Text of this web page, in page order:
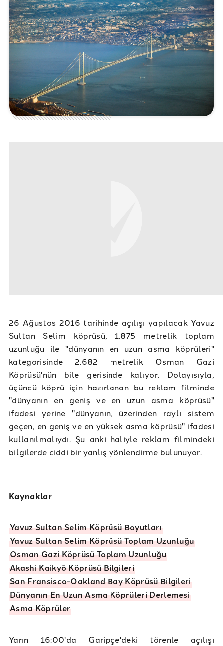
26 Ağustos 2016 tarihinde açılışı yapılacak Yavuz
Sultan Selim köprüsü, 1.875 metrelik toplam
uzunluğu ile "dünyanın en uzun asma köprüleri"
kategorisinde 2.682 metrelik Osman Gazi
Köprüsü'nün bile gerisinde kalıyor. Dolayısıyla,
üçüncü köprü için hazırlanan bu reklam filminde
"dünyanın en geniş ve en uzun asma köprüsü"
ifadesi yerine "dünyanın, üzerinden raylı sistem
geçen, en geniş ve en yüksek asma köprüsü" ifadesi
kullanılmalıydı. Şu anki haliyle reklam filmindeki
bilgilerde ciddi bir yanlış yönlendirme bulunuyor.​
Kaynaklar
Yavuz Sultan Selim Köprüsü Boyutları
Yavuz Sultan Selim Köprüsü Toplam Uzunluğu
Osman Gazi Köprüsü Toplam Uzunluğu
Akashi Kaikyō Köprüsü Bilgileri
San Fransisco-Oakland Bay Köprüsü Bilgileri
Dünyanın En Uzun Asma Köprüleri Derlemesi
Asma Köprüler
Yarın 16:00'da Garipçe'deki törenle açılışı